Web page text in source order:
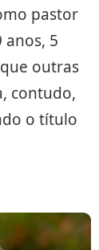
pastor
5
outras
contudo,
o título